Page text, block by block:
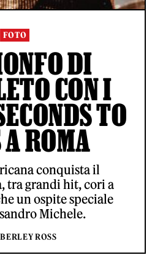
FOTO
DI
CON I
TO
ROMA
conquista il
tra grandi hit, cori a
un ospite speciale
Michele.
ROSS